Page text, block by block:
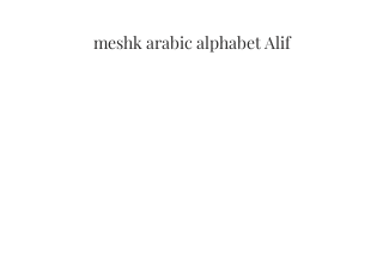
meshk arabic alphabet Alif